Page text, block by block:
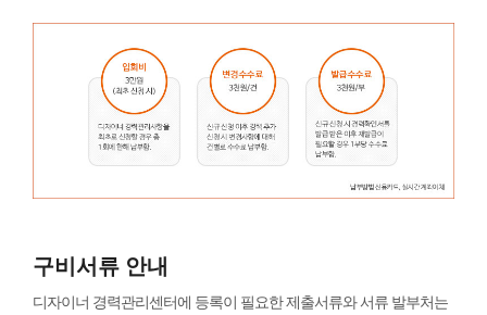
구비서류 안내
디자이너 경력관리센터에 등록이 필요한 제출서류와 서류 발부처는